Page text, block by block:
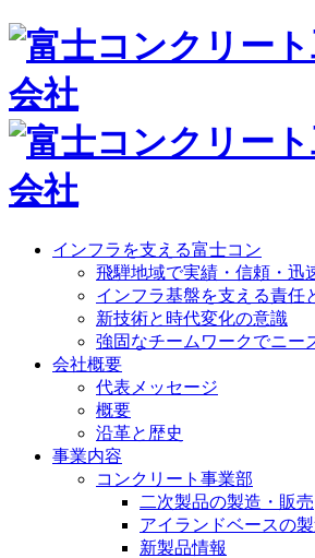
インフラを支える富士コン
飛騨地域で実績・信頼・迅
インフラ基盤を支える責任
新技術と時代変化の意識
強固なチームワークでニー
会社概要
代表メッセージ
概要
沿革と歴史
事業内容
コンクリート事業部
二次製品の製造・販売
アイランドベースの
新製品情報